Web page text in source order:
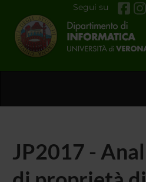
Segui su
JP2017 -